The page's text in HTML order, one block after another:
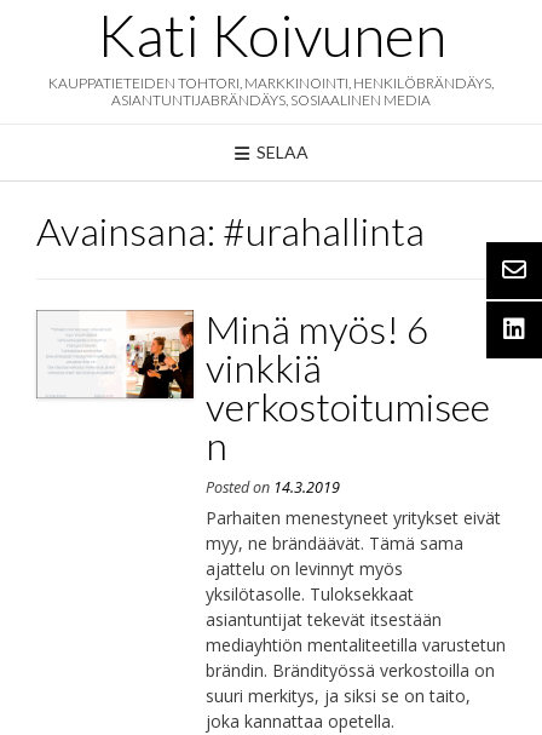
Kati Koivunen
KAUPPATIETEIDEN TOHTORI, MARKKINOINTI, HENKILÖBRÄNDÄYS,
ASIANTUNTIJABRÄNDÄYS, SOSIAALINEN MEDIA
SELAA
Avainsana: #urahallinta
Minä myös! 6
vinkkiä
verkostoitumisee
n
Posted on 14.3.2019
Parhaiten menestyneet yritykset eivät
myy, ne brändäävät. Tämä sama
ajattelu on levinnyt myös
yksilötasolle. Tuloksekkaat
asiantuntijat tekevät itsestään
mediayhtiön mentaliteetilla varustetun
brändin. Brändityössä verkostoilla on
suuri merkitys, ja siksi se on taito,
joka kannattaa opetella.